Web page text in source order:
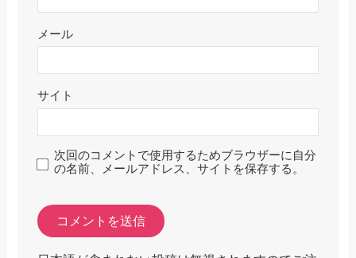
メール
サイト
次回のコメントで使用するためブラウザーに自分
の名前、メールアドレス、サイトを保存する。